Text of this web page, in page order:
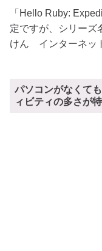
「Hello Ruby:
定ですが、シリーズ
けん インターネッ
パソコンがなくて
ィビティの多さが